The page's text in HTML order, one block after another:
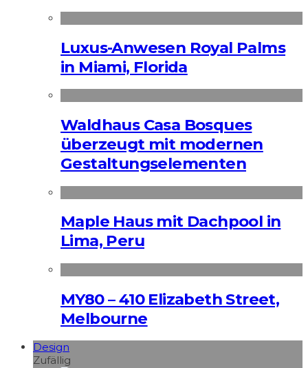
Luxus-Anwesen Royal Palms
in Miami, Florida
Waldhaus Casa Bosques
überzeugt mit modernen
Gestaltungselementen
Maple Haus mit Dachpool in
Lima, Peru
MY80 – 410 Elizabeth Street,
Melbourne
Design
Zufällig